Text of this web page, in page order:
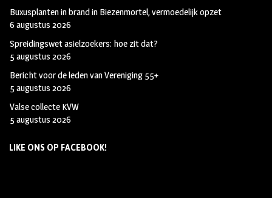
Buxusplanten in brand in Biezenmortel, vermoedelijk opzet
6 augustus 2026
Spreidingswet asielzoekers: hoe zit dat?
5 augustus 2026
Bericht voor de leden van Vereniging 55+
5 augustus 2026
Valse collecte KVW
5 augustus 2026
LIKE ONS OP FACEBOOK!